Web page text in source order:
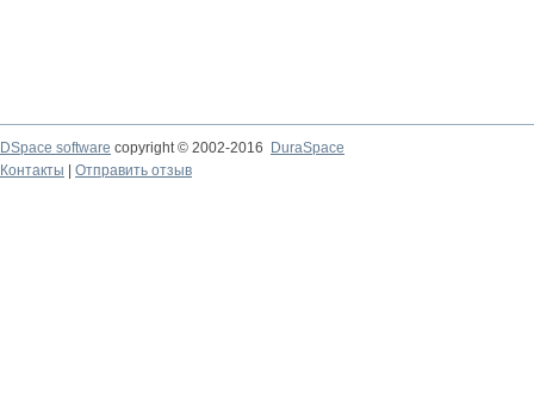
DSpace software copyright © 2002-2016
DuraSpace
Контакты
Отправить отзыв